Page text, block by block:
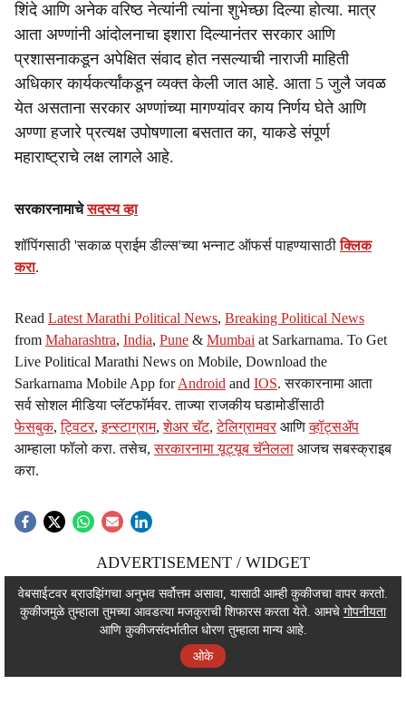
शिंदे आणि अनेक वरिष्ठ नेत्यांनी त्यांना शुभेच्छा दिल्या होत्या. मात्र
आता अण्णांनी आंदोलनाचा इशारा दिल्यानंतर सरकार आणि
प्रशासनाकडून अपेक्षित संवाद होत नसल्याची नाराजी माहिती
अधिकार कार्यकर्त्यांकडून व्यक्त केली जात आहे. आता 5 जुलै जवळ
येत असताना सरकार अण्णांच्या मागण्यांवर काय निर्णय घेते आणि
अण्णा हजारे प्रत्यक्ष उपोषणाला बसतात का, याकडे संपूर्ण
महाराष्ट्राचे लक्ष लागले आहे.
सरकारनामाचेसदस्य व्हा
शॉपिंगसाठी 'सकाळ प्राईम डील्स'च्या भन्नाट ऑफर्स पाहण्यासाठीक्लिक
करा.
Read Latest Marathi Political News, Breaking Political News
from Maharashtra, India, Pune & Mumbai at Sarkarnama. To Get
Live Political Marathi News on Mobile, Download the
Sarkarnama Mobile App forAndroid and IOS. सरकारनामा आता
सर्व सोशल मीडिया प्लॅटफॉर्मवर. ताज्या राजकीय घडामोडींसाठी
फेसबुक,ट्विटर,इन्स्टाग्राम,शेअर चॅट,टेलिग्रामवर आणिव्हॉट्सॲप
आम्हाला फॉलो करा. तसेच,सरकारनामा यूट्यूब चॅनेलला आजच सबस्क्राइब
करा.
ADVERTISEMENT / WIDGET
ADVERTISEMENT / WIDGET
ADVERTISEMENT / WIDGET
वेबसाईटवर ब्राउझिंगचा अनुभव सर्वोत्तम असावा, यासाठी आम्ही कुकीजचा वापर करतो.
कुकीजमुळे तुम्हाला तुमच्या आवडत्या मजकुराची शिफारस करता येते. आमचे गोपनीयता
आणि कुकीजसंदर्भातील धोरण तुम्हाला मान्य आहे.
ओके